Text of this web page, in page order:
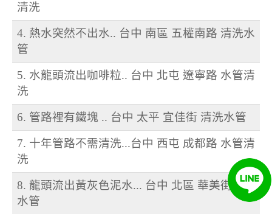
清洗
4. 熱水突然不出水.. 台中 南區 五權南路 清洗水
管
5. 水龍頭流出咖啡粒.. 台中 北屯 遼寧路 水管清
洗
6. 管路裡有鐵塊 .. 台中 太平 宜佳街 清洗水管
7. 十年管路不需清洗...台中 西屯 成都路 水管清
洗
8. 龍頭流出黃灰色泥水... 台中 北區 華美街 洗
水管